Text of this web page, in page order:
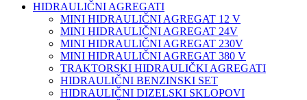
HIDRAULIČNI AGREGATI
MINI HIDRAULIČNI AGREGAT 12 V
MINI HIDRAULIČNI AGREGAT 24V
MINI HIDRAULIČNI AGREGAT 230V
MINI HIDRAULIČNI AGREGAT 380 V
TRAKTORSKI HIDRAULIČKI AGREGATI
HIDRAULIČNI BENZINSKI SET
HIDRAULIČNI DIZELSKI SKLOPOVI